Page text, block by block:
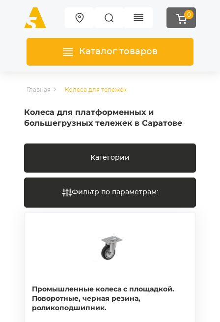
0
Каталог товаров
Главная Колеса для тележек
Колеса для платформенных и
большегрузных тележек в Саратове
Категории
Фильтр по параметрам:
Промышленные колеса с площадкой.
Поворотные, черная резина,
роликоподшипник.